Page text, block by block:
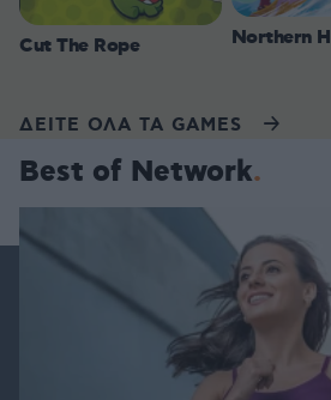
Cut The Rope Northern
ΔΕΙΤΕ ΟΛΑ ΤΑ GAMES
Best of Network